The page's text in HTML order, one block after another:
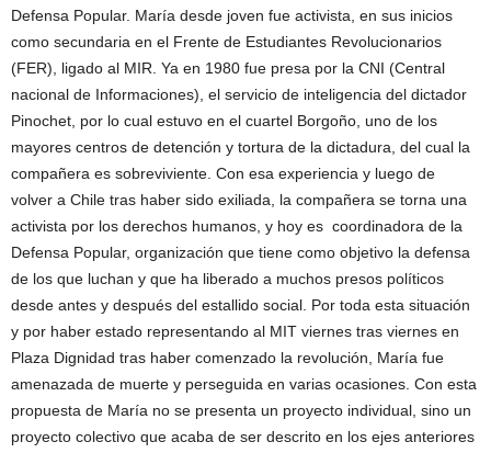
Defensa Popular. María desde joven fue activista, en sus inicios
como secundaria en el Frente de Estudiantes Revolucionarios
(FER), ligado al MIR. Ya en 1980 fue presa por la CNI (Central
nacional de Informaciones), el servicio de inteligencia del dictador
Pinochet, por lo cual estuvo en el cuartel Borgoño, uno de los
mayores centros de detención y tortura de la dictadura, del cual la
compañera es sobreviviente. Con esa experiencia y luego de
volver a Chile tras haber sido exiliada, la compañera se torna una
activista por los derechos humanos, y hoy es coordinadora de la
Defensa Popular, organización que tiene como objetivo la defensa
de los que luchan y que ha liberado a muchos presos políticos
desde antes y después del estallido social. Por toda esta situación
y por haber estado representando al MIT viernes tras viernes en
Plaza Dignidad tras haber comenzado la revolución, María fue
amenazada de muerte y perseguida en varias ocasiones. Con esta
propuesta de María no se presenta un proyecto individual, sino un
proyecto colectivo que acaba de ser descrito en los ejes anteriores